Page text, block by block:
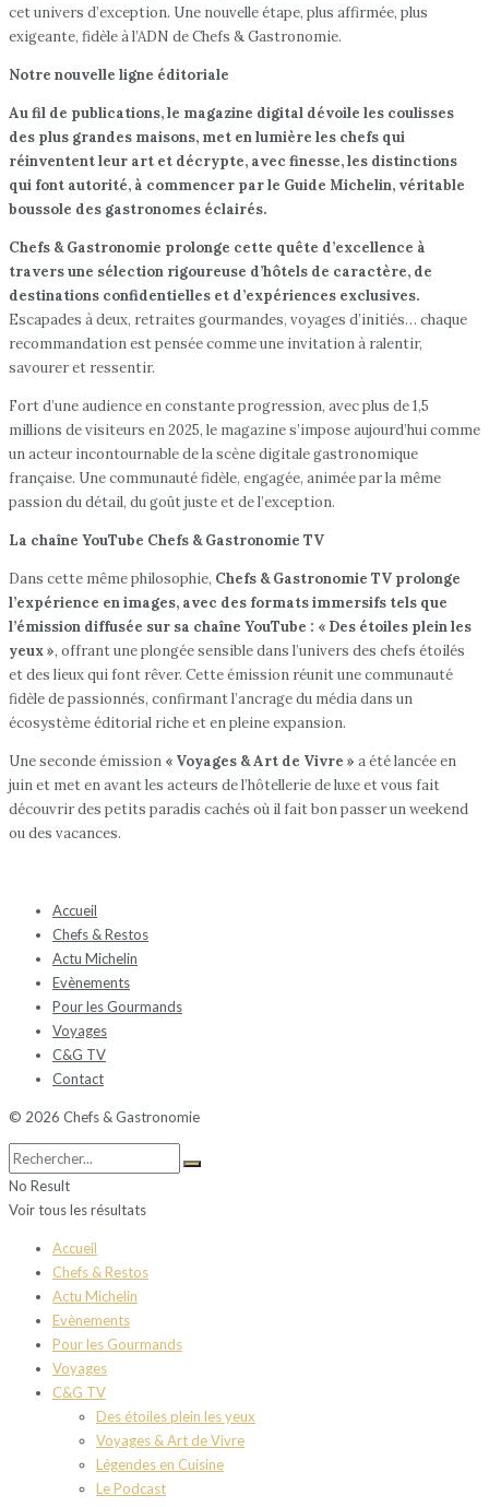
cet univers d’exception. Une nouvelle étape, plus affirmée, plus
exigeante, fidèle à l’ADN de Chefs & Gastronomie.
Notre nouvelle ligne éditoriale
Au fil de publications, le magazine digital dévoile les coulisses
des plus grandes maisons, met en lumière les chefs qui
réinventent leur art et décrypte, avec finesse, les distinctions
qui font autorité, à commencer par le Guide Michelin, véritable
boussole des gastronomes éclairés.
Chefs & Gastronomie prolonge cette quête d’excellence à
travers une sélection rigoureuse d’hôtels de caractère, de
destinations confidentielles et d’expériences exclusives.
Escapades à deux, retraites gourmandes, voyages d’initiés… chaque
recommandation est pensée comme une invitation à ralentir,
savourer et ressentir.
Fort d’une audience en constante progression, avec plus de 1,5
millions de visiteurs en 2025, le magazine s’impose aujourd’hui comme
un acteur incontournable de la scène digitale gastronomique
française. Une communauté fidèle, engagée, animée par la même
passion du détail, du goût juste et de l’exception.
La chaîne YouTube Chefs & Gastronomie TV
Dans cette même philosophie, Chefs & Gastronomie TV prolonge
l’expérience en images, avec des formats immersifs tels que
l’émission diffusée sur sa chaîne YouTube : « Des étoiles plein les
yeux », offrant une plongée sensible dans l’univers des chefs étoilés
et des lieux qui font rêver. Cette émission réunit une communauté
fidèle de passionnés, confirmant l’ancrage du média dans un
écosystème éditorial riche et en pleine expansion.
Une seconde émission « Voyages & Art de Vivre » a été lancée en
juin et met en avant les acteurs de l’hôtellerie de luxe et vous fait
découvrir des petits paradis cachés où il fait bon passer un weekend
ou des vacances.
Accueil
Chefs & Restos
Actu Michelin
Evènements
Pour les Gourmands
Voyages
C&G TV
Contact
© 2026 Chefs & Gastronomie
No Result
Voir tous les résultats
Accueil
Chefs & Restos
Actu Michelin
Evènements
Pour les Gourmands
Voyages
C&G TV
Des étoiles plein les yeux
Voyages & Art de Vivre
Légendes en Cuisine
Le Podcast